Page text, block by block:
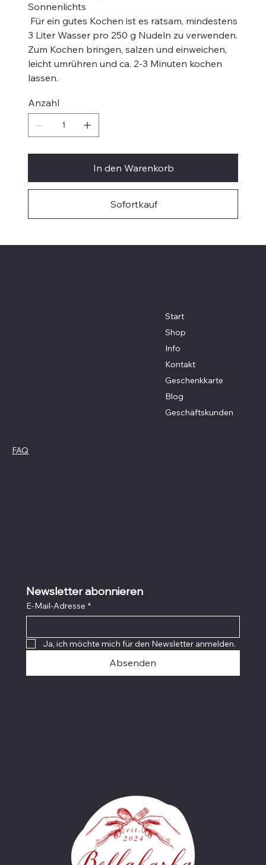
Sonnenlichts
Für ein gutes Kochen ist es ratsam, mindestens
3 Liter Wasser pro 250 g Nudeln zu verwenden.
Zum Kochen bringen, salzen und einweichen,
leicht umrühren und ca. 2-3 Minuten kochen
lassen.
Anzahl
In den Warenkorb
Sofortkauf
Start
Shop
Info
Kontakt
Geschenkkarte
Blog
Geschäftskunden
FAQ
Newsletter abonnieren
E-Mail-Adresse *
Ja, ich möchte mich für den Newsletter anmelden.
Absenden